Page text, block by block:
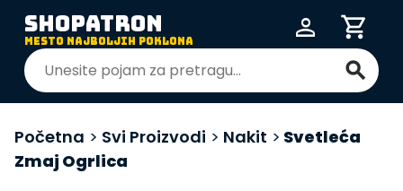
SHOPATRON
MESTO NAJBOLJIH POKLONA
search
person shopping_cart
Početna > Svi Proizvodi > Nakit > Svetleća
Zmaj Ogrlica